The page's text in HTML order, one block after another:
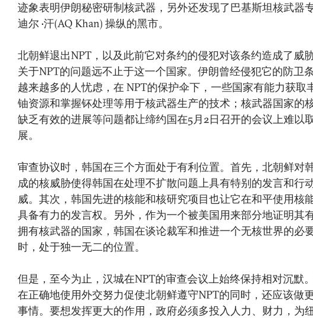
迹象表明伊朗秘密研制核武器，另外还发现了巴基斯坦核武器
迪尔 •汗(AQ Khan) 操纵的黑市。
北朝鲜退出NPT，以及此前它对条约的侵犯对该条约造成了威
关于NPT的问题远不止于这一个国家。伊朗曾经侵犯它的防卫
越来越多的人忧虑，在 NPT的保护伞下，一些国家有能力获取
铀资源和掌握钚处理等用于核武器生产的技术；核武器国家的
缺乏有效的进展等问题都让缔约国在5月2日召开的会议上难以
展。
审查协议时，韩国在三个方面处于有利位置。首先，北朝鲜对
成的核威胁使得韩国在处理不扩散问题上具有特别的发言和行
威。其次，韩国先进的核能和核研究项目也让它在和平使用核
具备有力的发言权。另外，作为一个被美国用来部分地证明其
拥有核武器的国家，韩国在谈论裁军和推进一个无核世界的必
时，处于独一无二的位置。
但是，至今为止，汉城在NPT的审查会议上始终保持相对沉默
在正确地使用外交努力促使北朝鲜遵守NPT的同时，还应该做
事情。要想发挥更大的作用，政府必须多投入人力、财力，为